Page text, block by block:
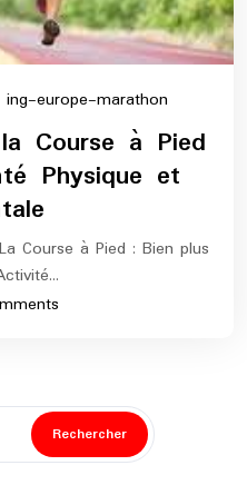
ing-europe-marathon
europe-
marathon
Course à Pied
Physique et
Course à Pied : Bien plus
Rechercher